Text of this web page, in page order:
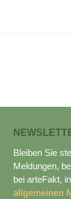
Bleiben Sie
Meldungen,
bei arteFakt,
allgemeinen